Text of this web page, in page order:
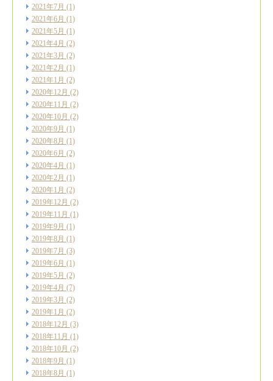
2021年7月 (1)
2021年6月 (1)
2021年5月 (1)
2021年4月 (2)
2021年3月 (2)
2021年2月 (1)
2021年1月 (2)
2020年12月 (2)
2020年11月 (2)
2020年10月 (2)
2020年9月 (1)
2020年8月 (1)
2020年6月 (2)
2020年4月 (1)
2020年2月 (1)
2020年1月 (2)
2019年12月 (2)
2019年11月 (1)
2019年9月 (1)
2019年8月 (1)
2019年7月 (3)
2019年6月 (1)
2019年5月 (2)
2019年4月 (7)
2019年3月 (2)
2019年1月 (2)
2018年12月 (3)
2018年11月 (1)
2018年10月 (2)
2018年9月 (1)
2018年8月 (1)